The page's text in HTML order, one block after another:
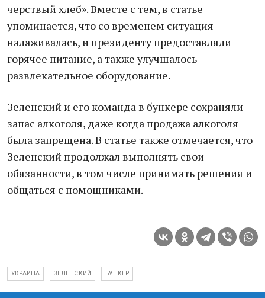
черствый хлеб». Вместе с тем, в статье
упоминается, что со временем ситуация
налаживалась, и президенту предоставляли
горячее питание, а также улучшалось
развлекательное оборудование.
Зеленский и его команда в бункере сохраняли
запас алкоголя, даже когда продажа алкоголя
была запрещена. В статье также отмечается, что
Зеленский продолжал выполнять свои
обязанности, в том числе принимать решения и
общаться с помощниками.
УКРАИНА ЗЕЛЕНСКИЙ БУНКЕР